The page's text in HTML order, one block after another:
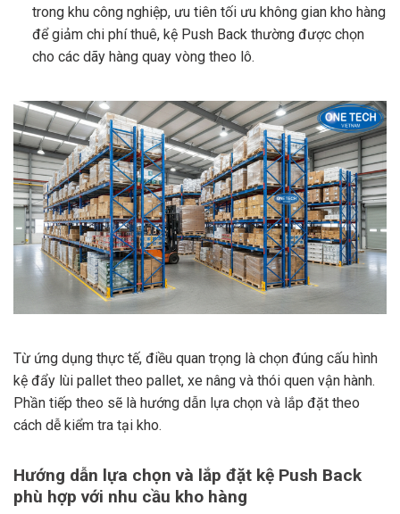
trong khu công nghiệp, ưu tiên tối ưu không gian kho hàng
để giảm chi phí thuê, kệ Push Back thường được chọn
cho các dãy hàng quay vòng theo lô.
Từ ứng dụng thực tế, điều quan trọng là chọn đúng cấu hình
kệ đẩy lùi pallet theo pallet, xe nâng và thói quen vận hành.
Phần tiếp theo sẽ là hướng dẫn lựa chọn và lắp đặt theo
cách dễ kiểm tra tại kho.
Hướng dẫn lựa chọn và lắp đặt kệ Push Back
phù hợp với nhu cầu kho hàng